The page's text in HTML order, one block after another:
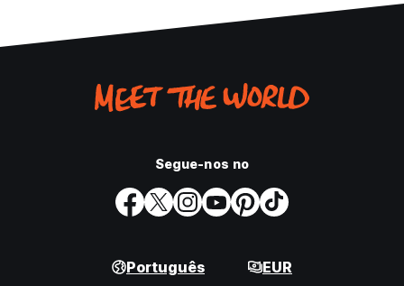
Segue-nos no
Português EUR